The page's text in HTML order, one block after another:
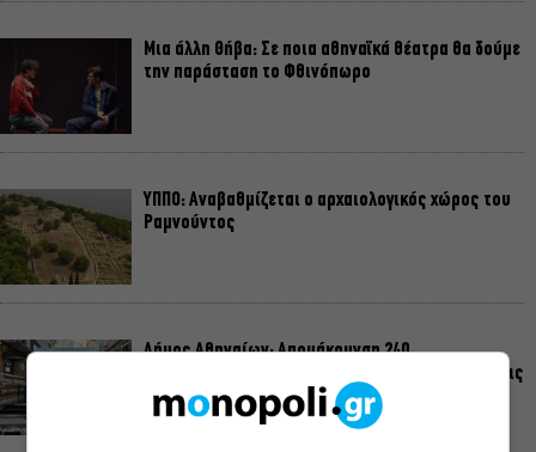
Μια άλλη Θήβα: Σε ποια αθηναϊκά θέατρα θα δούμε
την παράσταση το Φθινόπωρο
ΥΠΠΟ: Αναβαθμίζεται ο αρχαιολογικός χώρος του
Ραμνούντος
Δήμος Αθηναίων: Απομάκρυνση 240
τραπεζοκαθισμάτων σε 13 επιχειρησιακές δράσεις